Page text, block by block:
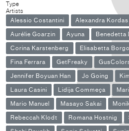
Type
Artists
Alessio Costantini
Alexandra Kordas
Aurélie Goarzin
Ayuna
Benedetta
Corina Karstenberg
Elisabetta
Fina Ferrara
GetFreaky
Jennifer Boyuan Han
Jo Going
Laura Casini
Lidija Commeça
Mario Manuel
Masayo Sakai
Rebeccah Klodt
Romana Hostnig